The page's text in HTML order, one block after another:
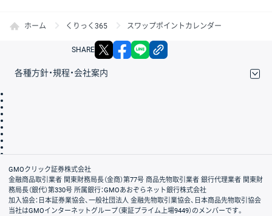
ホーム くりっく365 スワップポイントカレンダー
SHARE X facebook
各種方針・規程・会社案内
会社案内
GMOクリック証券株式会社
金融商品取引業者 関東財務局長（金商）第77号 商品先物取引業者 銀行代理業者 関東財
務局長（銀代）第330号 所属銀行：GMOあおぞらネット銀行株式会社
加入協会：日本証券業協会、一般社団法人 金融先物取引業協会、日本商品先物取引協会
当社はGMOインターネットグループ（東証プライム上場9449）のメンバーです。